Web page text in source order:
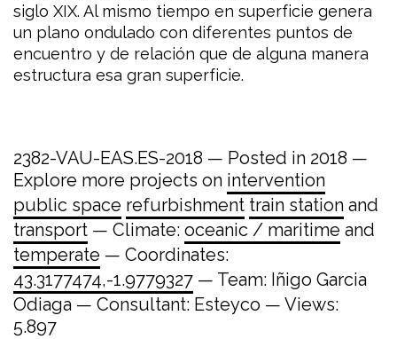
siglo XIX. Al mismo tiempo en superficie genera
un plano ondulado con diferentes puntos de
encuentro y de relación que de alguna manera
estructura esa gran superficie.
2382-VAU-EAS.ES-2018 — Posted in 2018 —
Explore more projects on intervention
public space refurbishment train station and
transport — Climate: oceanic / maritime and
temperate — Coordinates:
43.3177474,-1.9779327 — Team: Iñigo Garcia
Odiaga — Consultant: Esteyco — Views:
5.897